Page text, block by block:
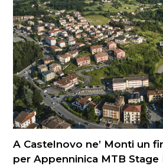
A Castelnovo ne’ Monti un
per Appenninica MTB Stage